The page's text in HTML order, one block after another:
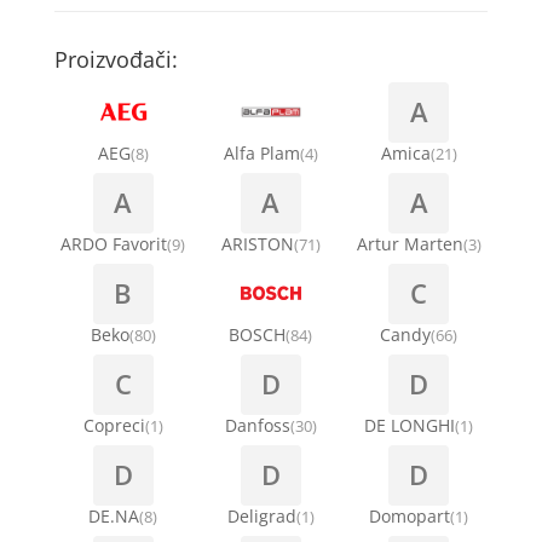
Ručice za vrata za veš mašinu
Šarke za veš mašine
Stakla i okviri vrata za veš mašinu
Termostati i hidrostati za veš mašine
Točkići za sudo mašine
Kompresori za klima uređaje
Kondenz creva
Nosači za klimu
Ostali materijal za montažu klima uređaja
Proizvođači:
AEG(8) Alfa Plam(4)
A
Amica(21)
A
ARDO Favorit(9)
A
ARISTON(71)
A
Artur Marten(3)
B
Beko(80) BOSCH(84)
C
Candy(66)
C
Copreci(1)
D
Danfoss(30)
D
DE LONGHI(1)
D
DE.NA(8)
D
Deligrad(1)
D
Domopart(1)